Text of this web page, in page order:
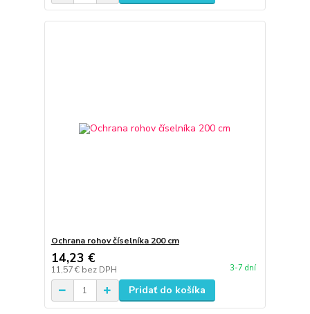
Ochrana rohov číselníka 200 cm
14,23 €
11,57 € bez DPH 3-7 dní
Pridať do košíka